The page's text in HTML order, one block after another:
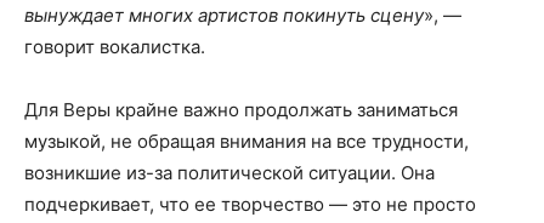
вынуждает многих артистов покинуть сцену», —
говорит вокалистка​.
Для Веры крайне важно продолжать заниматься
музыкой, не обращая внимания на все трудности,
возникшие из-за политической ситуации. Она
подчеркивает, что ее творчество — это не просто